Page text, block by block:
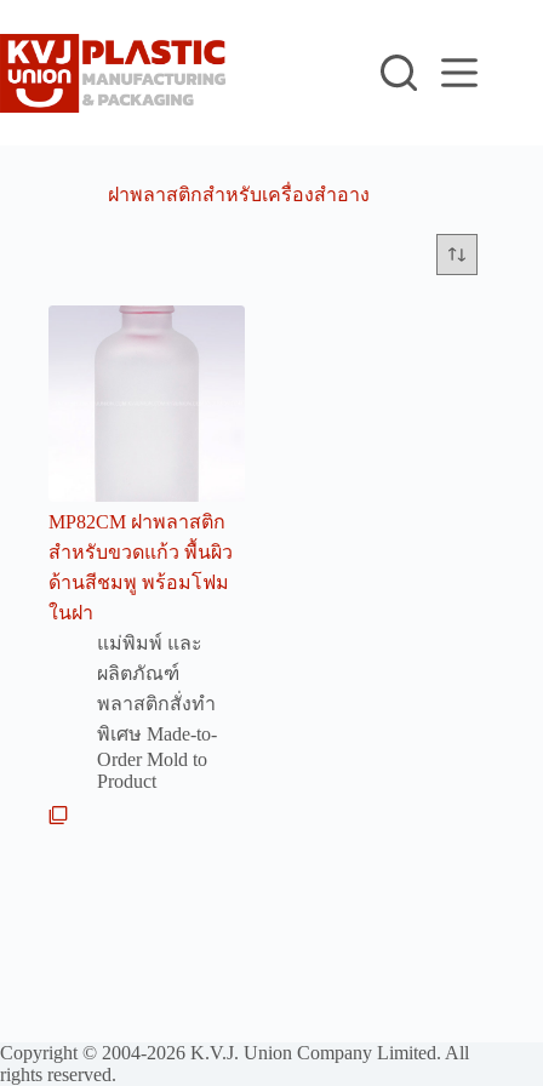
to
content
ฝาพลาสติกสำหรับเครื่องสำอาง
MP82CM ฝาพลาสติก
สำหรับขวดแก้ว พื้นผิว
ด้านสีชมพู พร้อมโฟม
ในฝา
แม่พิมพ์ และ
ผลิตภัณฑ์
พลาสติกสั่งทำ
พิเศษ Made-to-
Order Mold to
Product
Copyright © 2004-2026 K.V.J. Union Company Limited. All
rights reserved.